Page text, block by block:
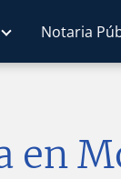
Notaria
en